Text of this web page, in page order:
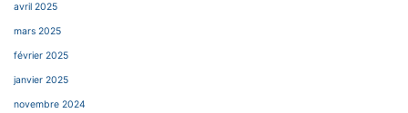
avril 2025
mars 2025
février 2025
janvier 2025
novembre 2024